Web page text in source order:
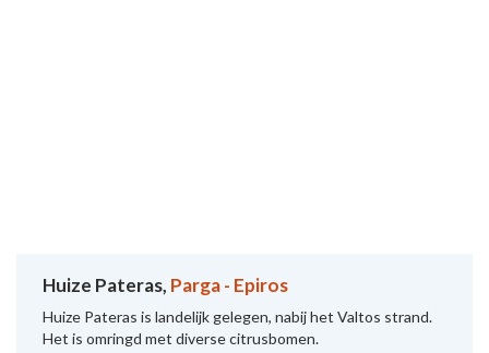
Huize Pateras, Parga - Epiros
Huize Pateras is landelijk gelegen, nabij het Valtos strand.
Het is omringd met diverse citrusbomen.